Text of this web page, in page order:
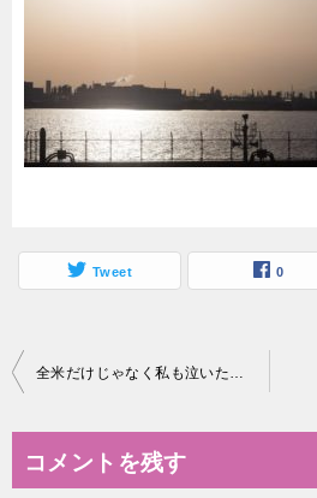
Tweet 0
投
ビ
全米だけじゃなく私も泣いた！ヒップホップトラックメイカーが観たいオススメ映画２
コメントを残す